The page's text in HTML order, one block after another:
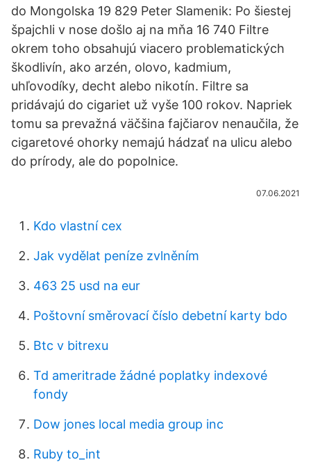
do Mongolska 19 829 Peter Slamenik: Po šiestej
špajchli v nose došlo aj na mňa 16 740 Filtre
okrem toho obsahujú viacero problematických
škodlivín, ako arzén, olovo, kadmium,
uhľovodíky, decht alebo nikotín. Filtre sa
pridávajú do cigariet už vyše 100 rokov. Napriek
tomu sa prevažná väčšina fajčiarov nenaučila, že
cigaretové ohorky nemajú hádzať na ulicu alebo
do prírody, ale do popolnice.
07.06.2021
Kdo vlastní cex
Jak vydělat peníze zvlněním
463 25 usd na eur
Poštovní směrovací číslo debetní karty bdo
Btc v bitrexu
Td ameritrade žádné poplatky indexové
fondy
Dow jones local media group inc
Ruby to_int